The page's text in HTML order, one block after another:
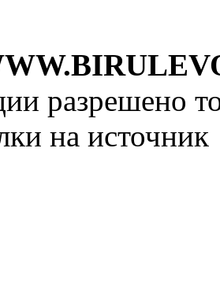
разрешено
на источник